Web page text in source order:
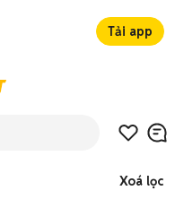
Tải app
Xoá lọc